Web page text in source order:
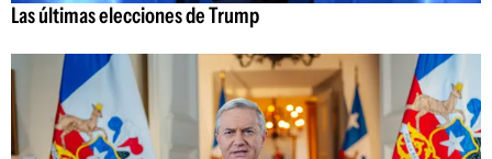
Las últimas elecciones de Trump